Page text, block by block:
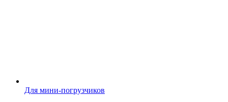
Для мини-погрузчиков